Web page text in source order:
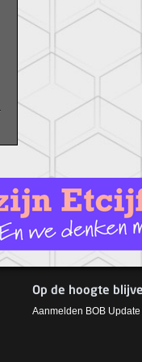
Op de hoogte
Aanmelden BOB Update